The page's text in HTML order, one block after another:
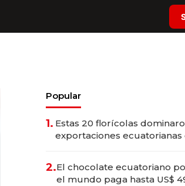
Popular
1. Estas 20 florícolas
exportaciones ecuatorianas
2.El chocolate ecuatoriano
el mundo paga hasta US$